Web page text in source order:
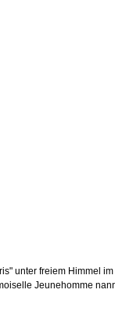
unter freiem Himmel
Jeunehomme